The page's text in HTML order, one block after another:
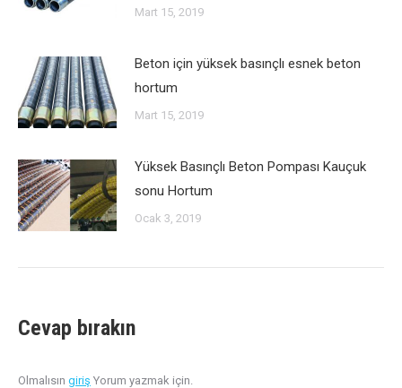
Mart 15, 2019
Beton için yüksek basınçlı esnek beton
hortum
Mart 15, 2019
Yüksek Basınçlı Beton Pompası Kauçuk
sonu Hortum
Ocak 3, 2019
Cevap bırakın
Olmalısın giriş Yorum yazmak için.